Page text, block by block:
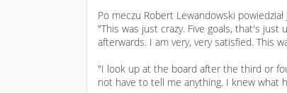
Po meczu Robert Lewandowski
"This was just crazy. Five goals, that's
afterwards. I am very, very satisfied. This
"I look up at the board after the third or
not have to tell me anything. I knew what